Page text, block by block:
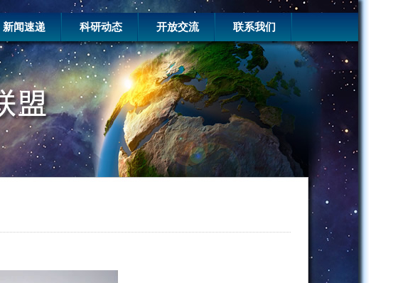
新闻速递 科研动态 开放交流 联系我们